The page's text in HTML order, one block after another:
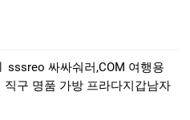
sssreo 싸싸숴러,COM 여행용
구 명품 가방 프라다지갑남자